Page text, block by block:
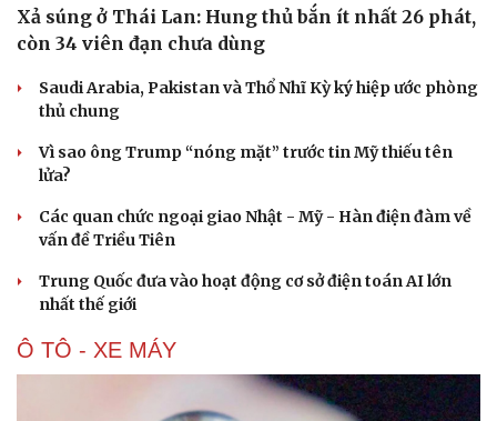
Xả súng ở Thái Lan: Hung thủ bắn ít nhất 26 phát,
còn 34 viên đạn chưa dùng
Saudi Arabia, Pakistan và Thổ Nhĩ Kỳ ký hiệp ước phòng
thủ chung
Vì sao ông Trump “nóng mặt” trước tin Mỹ thiếu tên
lửa?
Các quan chức ngoại giao Nhật - Mỹ - Hàn điện đàm về
vấn đề Triều Tiên
Trung Quốc đưa vào hoạt động cơ sở điện toán AI lớn
nhất thế giới
Ô TÔ - XE MÁY